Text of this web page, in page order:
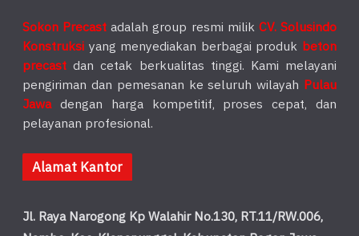
Sokon Precast adalah group resmi milik CV. Solusindo
Konstruksi yang menyediakan berbagai produk beton
precast dan cetak berkualitas tinggi. Kami melayani
pengiriman dan pemesanan ke seluruh wilayah Pulau
Jawadengan harga kompetitif, proses cepat, dan
pelayanan profesional.
Alamat Kantor
Jl. Raya Narogong Kp Walahir No.130, RT.11/RW.006,